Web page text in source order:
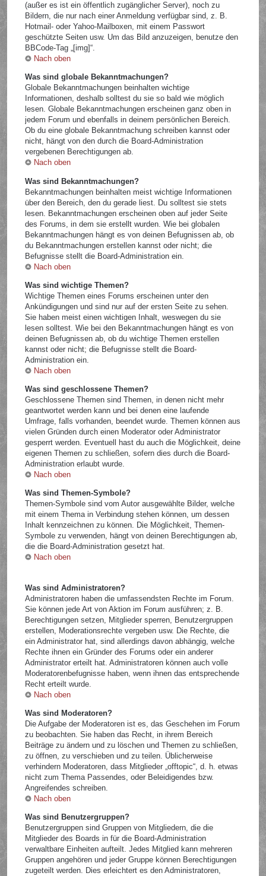
(außer es ist ein öffentlich zugänglicher Server), noch zu
Bildern, die nur nach einer Anmeldung verfügbar sind, z. B.
Hotmail- oder Yahoo-Mailboxen, mit einem Passwort
geschützte Seiten usw. Um das Bild anzuzeigen, benutze den
BBCode-Tag „[img]“.
Nach oben
Was sind globale Bekanntmachungen?
Globale Bekanntmachungen beinhalten wichtige
Informationen, deshalb solltest du sie so bald wie möglich
lesen. Globale Bekanntmachungen erscheinen ganz oben in
jedem Forum und ebenfalls in deinem persönlichen Bereich.
Ob du eine globale Bekanntmachung schreiben kannst oder
nicht, hängt von den durch die Board-Administration
vergebenen Berechtigungen ab.
Nach oben
Was sind Bekanntmachungen?
Bekanntmachungen beinhalten meist wichtige Informationen
über den Bereich, den du gerade liest. Du solltest sie stets
lesen. Bekanntmachungen erscheinen oben auf jeder Seite
des Forums, in dem sie erstellt wurden. Wie bei globalen
Bekanntmachungen hängt es von deinen Befugnissen ab, ob
du Bekanntmachungen erstellen kannst oder nicht; die
Befugnisse stellt die Board-Administration ein.
Nach oben
Was sind wichtige Themen?
Wichtige Themen eines Forums erscheinen unter den
Ankündigungen und sind nur auf der ersten Seite zu sehen.
Sie haben meist einen wichtigen Inhalt, weswegen du sie
lesen solltest. Wie bei den Bekanntmachungen hängt es von
deinen Befugnissen ab, ob du wichtige Themen erstellen
kannst oder nicht; die Befugnisse stellt die Board-
Administration ein.
Nach oben
Was sind geschlossene Themen?
Geschlossene Themen sind Themen, in denen nicht mehr
geantwortet werden kann und bei denen eine laufende
Umfrage, falls vorhanden, beendet wurde. Themen können aus
vielen Gründen durch einen Moderator oder Administrator
gesperrt werden. Eventuell hast du auch die Möglichkeit, deine
eigenen Themen zu schließen, sofern dies durch die Board-
Administration erlaubt wurde.
Nach oben
Was sind Themen-Symbole?
Themen-Symbole sind vom Autor ausgewählte Bilder, welche
mit einem Thema in Verbindung stehen können, um dessen
Inhalt kennzeichnen zu können. Die Möglichkeit, Themen-
Symbole zu verwenden, hängt von deinen Berechtigungen ab,
die die Board-Administration gesetzt hat.
Nach oben
Was sind Administratoren?
Administratoren haben die umfassendsten Rechte im Forum.
Sie können jede Art von Aktion im Forum ausführen; z. B.
Berechtigungen setzen, Mitglieder sperren, Benutzergruppen
erstellen, Moderationsrechte vergeben usw. Die Rechte, die
ein Administrator hat, sind allerdings davon abhängig, welche
Rechte ihnen ein Gründer des Forums oder ein anderer
Administrator erteilt hat. Administratoren können auch volle
Moderatorenbefugnisse haben, wenn ihnen das entsprechende
Recht erteilt wurde.
Nach oben
Was sind Moderatoren?
Die Aufgabe der Moderatoren ist es, das Geschehen im Forum
zu beobachten. Sie haben das Recht, in ihrem Bereich
Beiträge zu ändern und zu löschen und Themen zu schließen,
zu öffnen, zu verschieben und zu teilen. Üblicherweise
verhindern Moderatoren, dass Mitglieder „offtopic“, d. h. etwas
nicht zum Thema Passendes, oder Beleidigendes bzw.
Angreifendes schreiben.
Nach oben
Was sind Benutzergruppen?
Benutzergruppen sind Gruppen von Mitgliedern, die die
Mitglieder des Boards in für die Board-Administration
verwaltbare Einheiten aufteilt. Jedes Mitglied kann mehreren
Gruppen angehören und jeder Gruppe können Berechtigungen
zugeteilt werden. Dies erleichtert es den Administratoren,